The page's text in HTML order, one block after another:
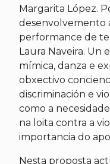
Margarita López.
desenvolvemento
performance de
Laura Naveira. Un
mímica, danza e
obxectivo
discriminación e
como a
na loita contra a
importancia do
Nesta proposta